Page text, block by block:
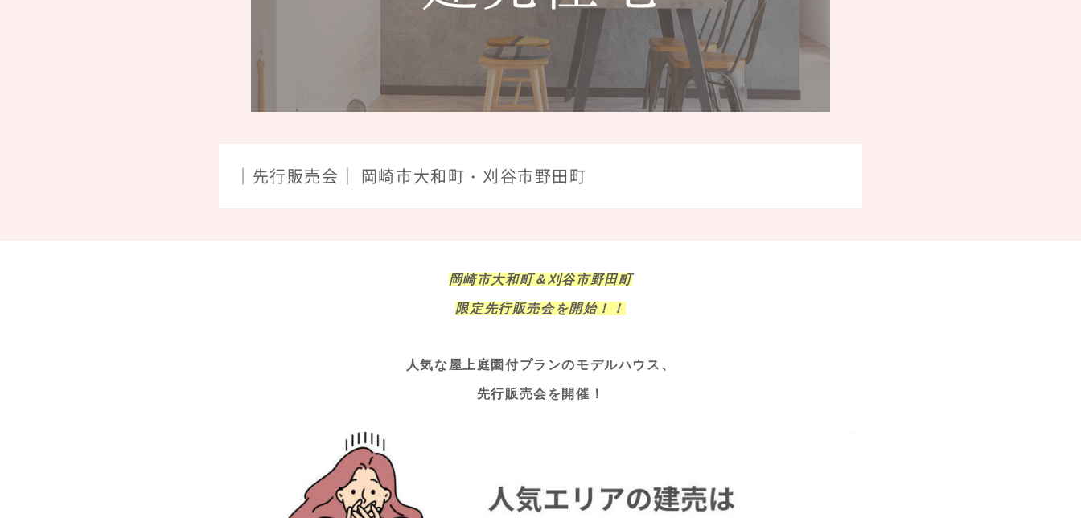
｜先行販売会｜ 岡崎市大和町・刈谷市野田町
岡崎市大和町＆刈谷市野田町
限定先行販売会を開始！！
人気な屋上庭園付プランのモデルハウス、
先行販売会を開催！